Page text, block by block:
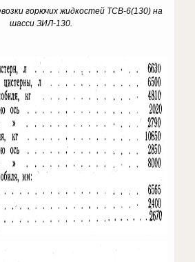
горючих жидкостей ТСВ-6(130) на
шасси ЗИЛ-130.